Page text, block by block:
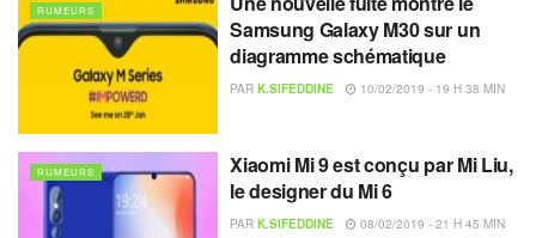
RUMEURS
Samsung Galaxy M30 sur un
diagramme schématique
PAR K.SIFEDDINE 10/02/2019 - 19 H 38 MIN
RUMEURS
Xiaomi Mi 9 est conçu par Mi Liu,
le designer du Mi 6
PAR K.SIFEDDINE 08/02/2019 - 21 H 45 MIN